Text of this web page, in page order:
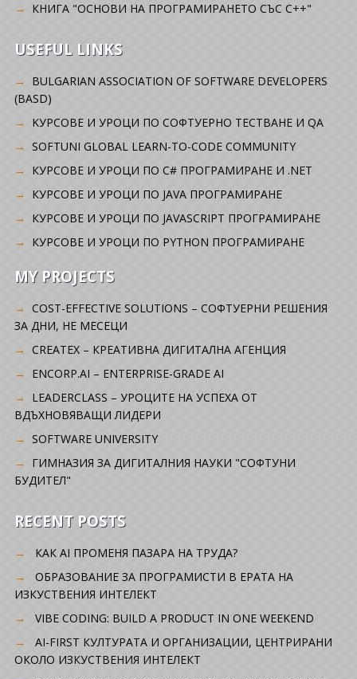
КНИГА "ОСНОВИ НА ПРОГРАМИРАНЕТО СЪС C++"
USEFUL LINKS
BULGARIAN ASSOCIATION OF SOFTWARE DEVELOPERS
(BASD)
KУРСОВЕ И УРОЦИ ПО СОФТУЕРНО ТЕСТВАНЕ И QA
SOFTUNI GLOBAL LEARN-TO-CODE COMMUNITY
КУРСОВЕ И УРОЦИ ПО C# ПРОГРАМИРАНЕ И .NET
КУРСОВЕ И УРОЦИ ПО JAVA ПРОГРАМИРАНЕ
КУРСОВЕ И УРОЦИ ПО JAVASCRIPT ПРОГРАМИРАНЕ
КУРСОВЕ И УРОЦИ ПО PYTHON ПРОГРАМИРАНЕ
MY PROJECTS
COST-EFFECTIVE SOLUTIONS – СОФТУЕРНИ РЕШЕНИЯ
ЗА ДНИ, НЕ МЕСЕЦИ
CREATEX – КРЕАТИВНА ДИГИТАЛНА АГЕНЦИЯ
ENCORP.AI – ENTERPRISE-GRADE AI
LEADERCLASS – УРОЦИТЕ НА УСПЕХА ОТ
ВДЪХНОВЯВАЩИ ЛИДЕРИ
SOFTWARE UNIVERSITY
ГИМНАЗИЯ ЗА ДИГИТАЛНИЯ НАУКИ "СОФТУНИ
БУДИТЕЛ"
RECENT POSTS
КАК AI ПРОМЕНЯ ПАЗАРА НА ТРУДА?
ОБРАЗОВАНИЕ ЗА ПРОГРАМИСТИ В ЕРАТА НА
ИЗКУСТВЕНИЯ ИНТЕЛЕКТ
VIBE CODING: BUILD A PRODUCT IN ONE WEEKEND
AI-FIRST КУЛТУРАТА И ОРГАНИЗАЦИИ, ЦЕНТРИРАНИ
ОКОЛО ИЗКУСТВЕНИЯ ИНТЕЛЕКТ